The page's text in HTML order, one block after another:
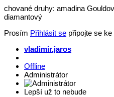
chované druhy: amadina
diamantový
Prosím Přihlásit se připojte se
vladimir.jaros
Offline
Administrátor
Lepší už to nebude